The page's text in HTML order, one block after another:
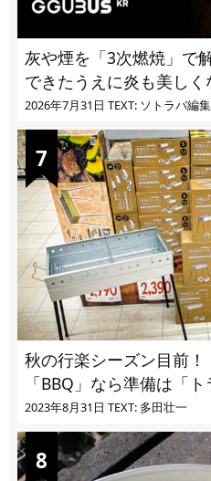
灰や煙を「3次燃焼」
できたうえに炎も美しく
2026年7月31日 TEXT: ソトラバ編
秋の行楽シーズン目前
「BBQ」なら準備は「
2023年8月31日 TEXT: 多田壮一